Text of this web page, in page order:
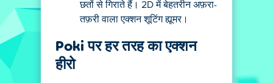
छतों से गिराते हैं। 2D में बेहतरीन अफ़रा-
तफ़री वाला एक्शन शूटिंग ह्यूमर।
Poki पर हर तरह का एक्शन
हीरो